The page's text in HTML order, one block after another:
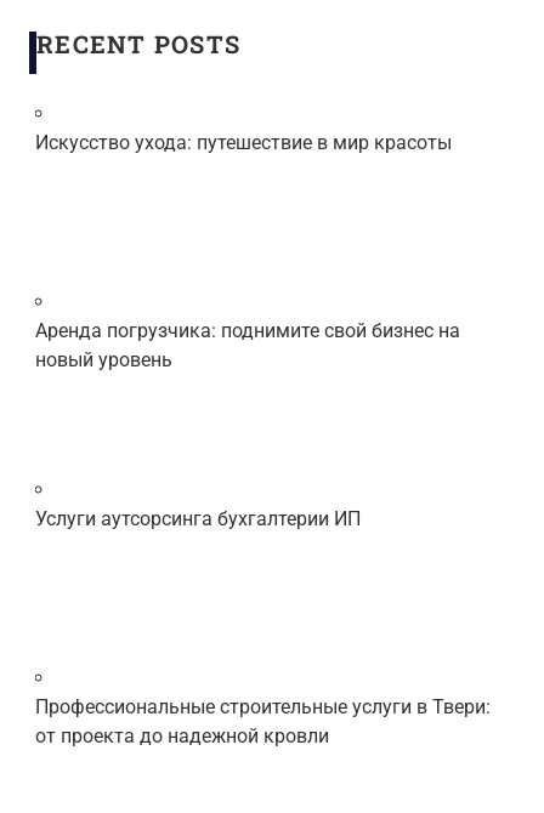
RECENT POSTS
Искусство ухода: путешествие в мир красоты
Аренда погрузчика: поднимите свой бизнес на
новый уровень
Услуги аутсорсинга бухгалтерии ИП
Профессиональные строительные услуги в Твери:
от проекта до надежной кровли